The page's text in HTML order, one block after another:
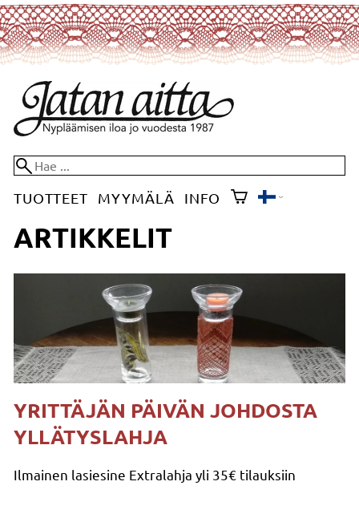
TUOTTEET MYYMÄLÄ INFO
ARTIKKELIT
YRITTÄJÄN PÄIVÄN JOHDOSTA
YLLÄTYSLAHJA
Ilmainen lasiesine Extralahja yli 35€ tilauksiin